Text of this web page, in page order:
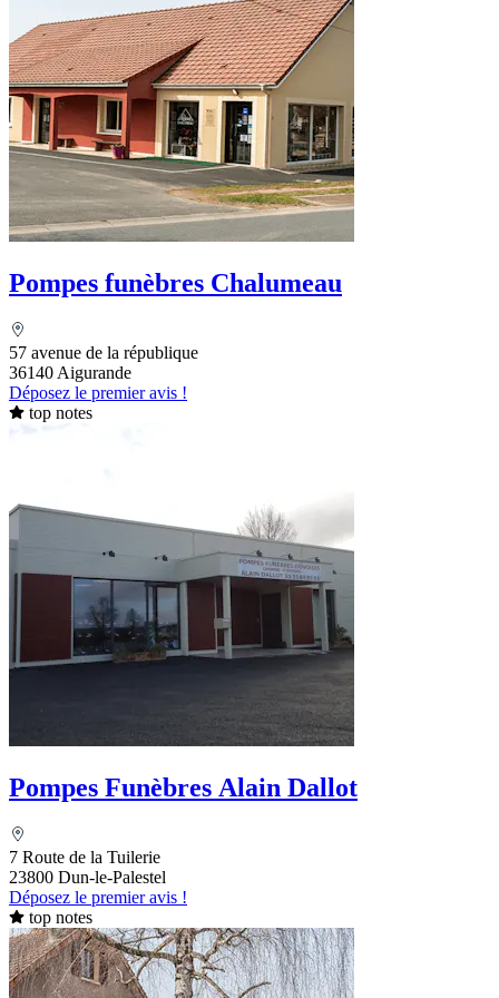
Pompes funèbres Chalumeau
57 avenue de la république
36140 Aigurande
Déposez le premier avis !
top notes
Pompes Funèbres Alain Dallot
7 Route de la Tuilerie
23800 Dun-le-Palestel
Déposez le premier avis !
top notes